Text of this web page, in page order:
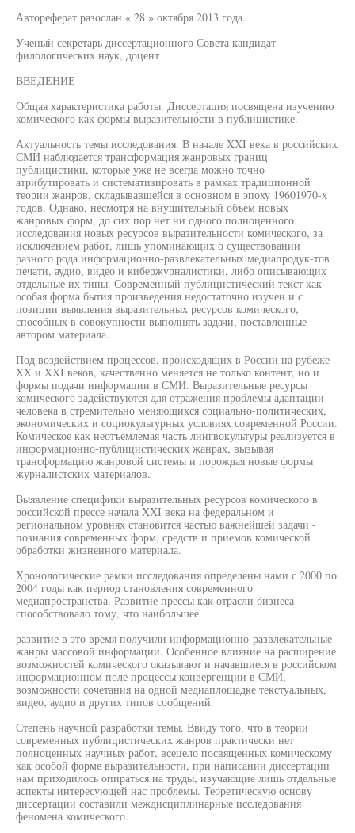
Автореферат разослан « 28 » октября 2013 года.
Ученый секретарь диссертационного Совета кандидат
филологических наук, доцент
ВВЕДЕНИЕ
Общая характеристика работы. Диссертация посвящена изучению
комического как формы выразительности в публицистике.
Актуальность темы исследования. В начале XXI века в российских
СМИ наблюдается трансформация жанровых границ
публицистики, которые уже не всегда можно точно
атрибутировать и систематизировать в рамках традиционной
теории жанров, складывавшейся в основном в эпоху 19601970-х
годов. Однако, несмотря на внушительный объем новых
жанровых форм, до сих пор нет ни одного полноценного
исследования новых ресурсов выразительности комического, за
исключением работ, лишь упоминающих о существовании
разного рода информационно-развлекательных медиапродук-тов
печати, аудио, видео и кибержурналистики, либо описывающих
отдельные их типы. Современный публицистический текст как
особая форма бытия произведения недостаточно изучен и с
позиции выявления выразительных ресурсов комического,
способных в совокупности выполнять задачи, поставленные
автором материала.
Под воздействием процессов, происходящих в России на рубеже
XX и XXI веков, качественно меняется не только контент, но и
формы подачи информации в СМИ. Выразительные ресурсы
комического задействуются для отражения проблемы адаптации
человека в стремительно меняющихся социально-политических,
экономических и социокультурных условиях современной России.
Комическое как неотъемлемая часть лингвокультуры реализуется в
информационно-публицистических жанрах, вызывая
трансформацию жанровой системы и порождая новые формы
журналистских материалов.
Выявление специфики выразительных ресурсов комического в
российской прессе начала XXI века на федеральном и
региональном уровнях становится частью важнейшей задачи -
познания современных форм, средств и приемов комической
обработки жизненного материала.
Хронологические рамки исследования определены нами с 2000 по
2004 годы как период становления современного
медиапространства. Развитие прессы как отрасли бизнеса
способствовало тому, что наибольшее
развитие в это время получили информационно-развлекательные
жанры массовой информации. Особенное влияние на расширение
возможностей комического оказывают и начавшиеся в российском
информационном поле процессы конвергенции в СМИ,
возможности сочетания на одной медиаплощадке текстуальных,
видео, аудио и других типов сообщений.
Степень научной разработки темы. Ввиду того, что в теории
современных публицистических жанров практически нет
полноценных научных работ, всецело посвященных комическому
как особой форме выразительности, при написании диссертации
нам приходилось опираться на труды, изучающие лишь отдельные
аспекты интересующей нас проблемы. Теоретическую основу
диссертации составили междисциплинарные исследования
феномена комического.